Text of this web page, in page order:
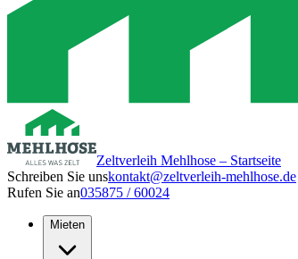
Zeltverleih Mehlhose – Startseite
Schreiben Sie unskontakt@zeltverleih-mehlhose.de
Rufen Sie an035875 / 60024
Mieten